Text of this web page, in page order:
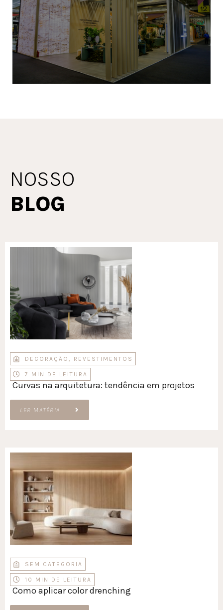
NOSSO
BLOG
DECORAÇÃO REVESTIMENTOS
7 MIN DE LEITURA
Curvas na arquitetura: tendência em projetos
LER MATÉRIA
SEM CATEGORIA
10 MIN DE LEITURA
Como aplicar color drenching